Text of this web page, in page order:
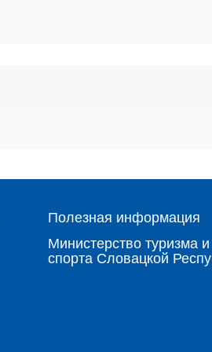
Полезная информация
Министерство туризма и
спорта Словацкой